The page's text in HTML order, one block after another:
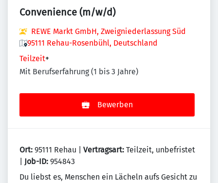
Convenience (m/w/d)
REWE Markt GmbH, Zweigniederlassung Süd
95111 Rehau-Rosenbühl, Deutschland
Teilzeit+
Mit Berufserfahrung (1 bis 3 Jahre)
Bewerben
Ort: 95111 Rehau | Vertragsart: Teilzeit, unbefristet
Job-ID: 954843
Du liebst es, Menschen ein Lächeln aufs Gesicht zu